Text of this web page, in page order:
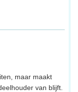
maar maakt
van blijft.